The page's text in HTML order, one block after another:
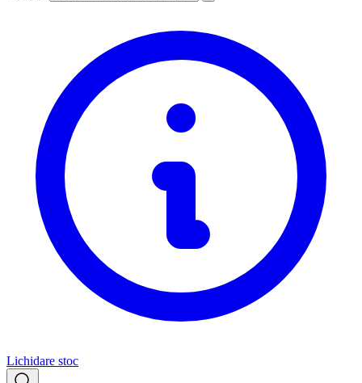
Lichidare stoc